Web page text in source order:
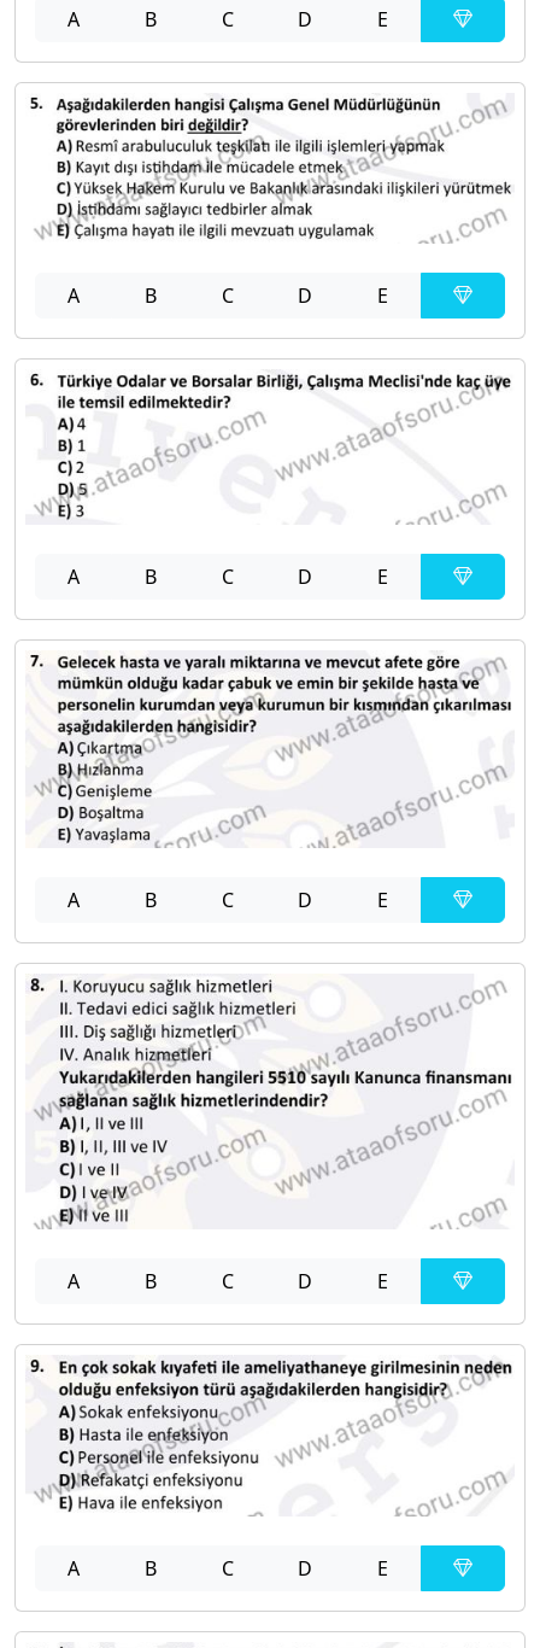
A B C D E
A B C D E
A B C D E
A B C D E
A B C D E
A B C D E